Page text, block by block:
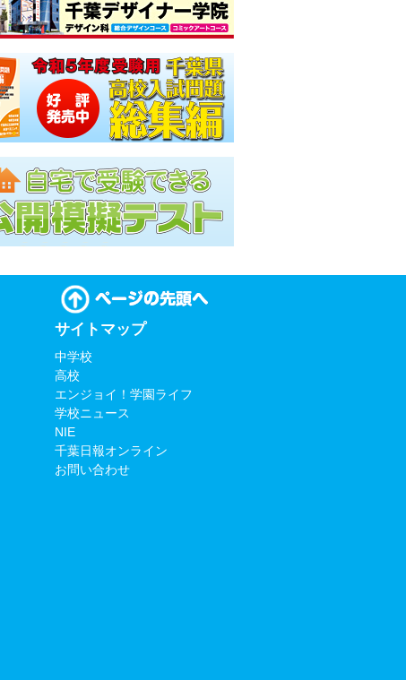
サイトマップ
中学校
高校
エンジョイ！学園ライフ
学校ニュース
NIE
千葉日報オンライン
お問い合わせ